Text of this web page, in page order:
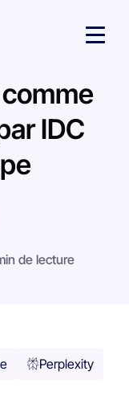
IDC
de lecture
Perplexity